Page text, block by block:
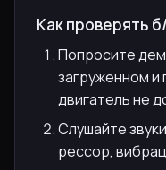
Как проверять
Попросите
загруженном и
двигатель не
Слушайте
рессор,